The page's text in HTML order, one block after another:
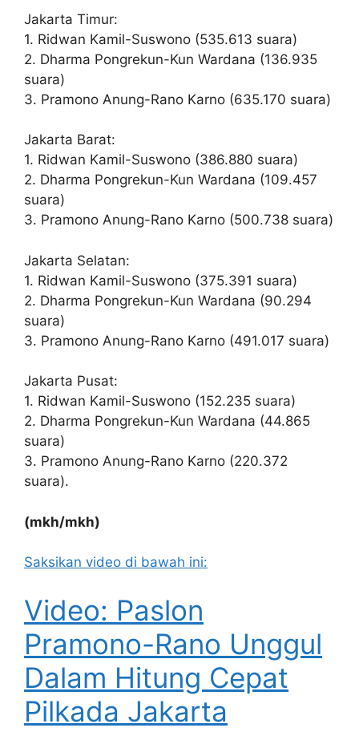
Jakarta Timur:
1. Ridwan Kamil-Suswono (535.613 suara)
2. Dharma Pongrekun-Kun Wardana (136.935
suara)
3. Pramono Anung-Rano Karno (635.170 suara)
Jakarta Barat:
1. Ridwan Kamil-Suswono (386.880 suara)
2. Dharma Pongrekun-Kun Wardana (109.457
suara)
3. Pramono Anung-Rano Karno (500.738 suara)
Jakarta Selatan:
1. Ridwan Kamil-Suswono (375.391 suara)
2. Dharma Pongrekun-Kun Wardana (90.294
suara)
3. Pramono Anung-Rano Karno (491.017 suara)
Jakarta Pusat:
1. Ridwan Kamil-Suswono (152.235 suara)
2. Dharma Pongrekun-Kun Wardana (44.865
suara)
3. Pramono Anung-Rano Karno (220.372
suara).
(mkh/mkh)
Saksikan video di bawah ini:
Video: Paslon
Pramono-Rano Unggul
Dalam Hitung Cepat
Pilkada Jakarta